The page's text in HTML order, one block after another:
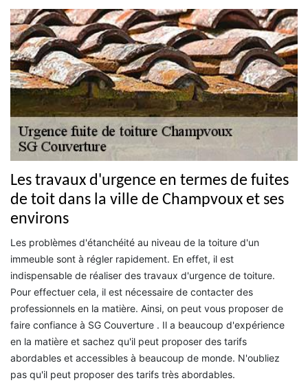
Les travaux d'urgence en termes de fuites
de toit dans la ville de Champvoux et ses
environs
Les problèmes d'étanchéité au niveau de la toiture d'un
immeuble sont à régler rapidement. En effet, il est
indispensable de réaliser des travaux d'urgence de toiture.
Pour effectuer cela, il est nécessaire de contacter des
professionnels en la matière. Ainsi, on peut vous proposer de
faire confiance à SG Couverture . Il a beaucoup d'expérience
en la matière et sachez qu'il peut proposer des tarifs
abordables et accessibles à beaucoup de monde. N'oubliez
pas qu'il peut proposer des tarifs très abordables.